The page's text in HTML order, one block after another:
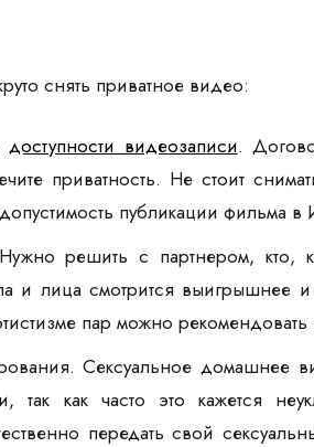
снять приватное видео:
доступности видеозаписи.
приватность. Не стоит
публикации фильма в
решить с партнером, кто,
и лица смотрится выигрышнее и
пар можно
Сексуальное домашнее
так как часто это кажется
передать свой